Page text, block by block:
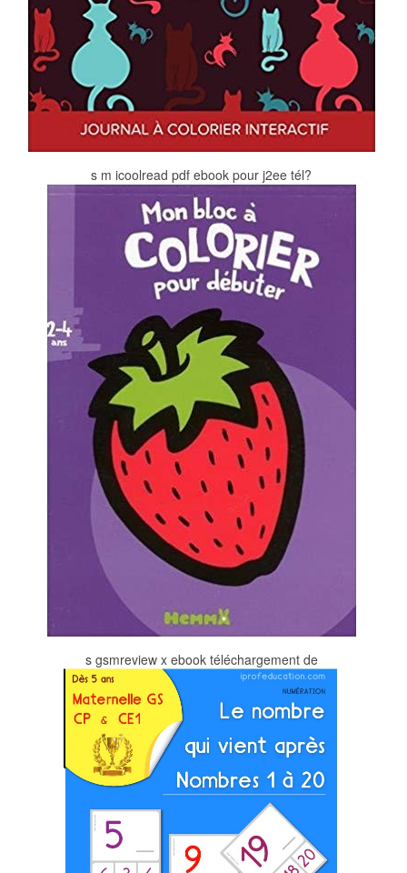
s m icoolread pdf ebook pour j2ee tél?
s gsmreview x ebook téléchargement de